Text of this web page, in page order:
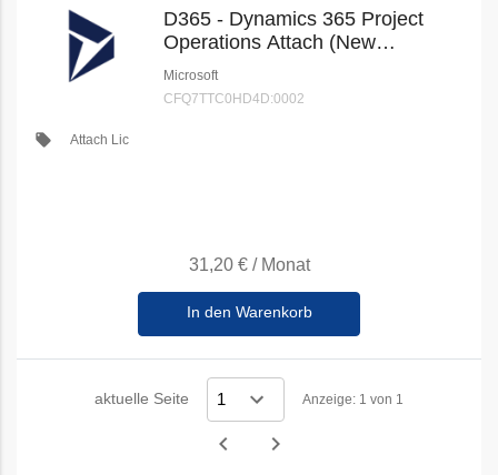
D365 - Dynamics 365 Project
Operations Attach (New
Commerce)
Microsoft
CFQ7TTC0HD4D:0002
local_offer Attach Lic
31,20 € / Monat
In den Warenkorb
aktuelle Seite Anzeige: 1 von 1
navigate_before navigate_next